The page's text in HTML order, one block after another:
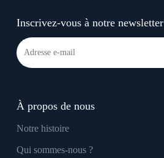
Inscrivez-vous à notre newsletter
À propos de nous
Notre histoire
Qui sommes-nous ?